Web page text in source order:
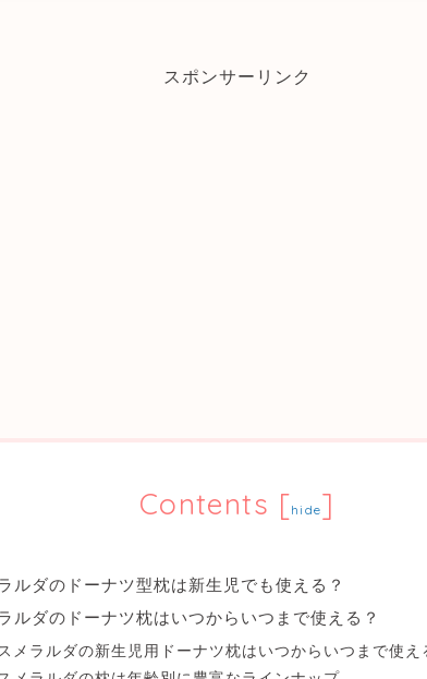
スポンサーリンク
Contents [hide]
ルダのドーナツ型枕は新生児でも使える？
ルダのドーナツ枕はいつからいつまで使える？
メラルダの新生児用ドーナツ枕はいつからいつまで使え